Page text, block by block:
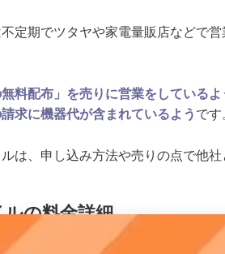
定期でツタヤや家電量販店などで
無料配布」を売りに営業をしている
求に機器代が含まれているよう です
は、申し込み方法や売りの点で他社
の料金詳細